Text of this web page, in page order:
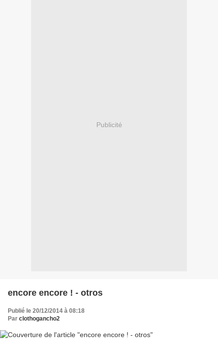
Publicité
encore encore ! - otros
Publié le 20/12/2014 à 08:18
Par clothogancho2